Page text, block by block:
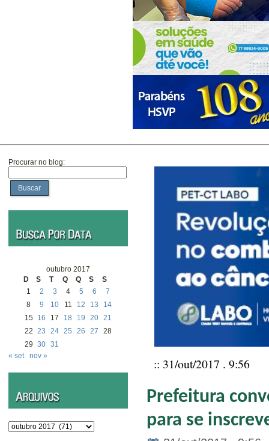
Procurar no blog:
Buscar
outubro 2017
D
S T Q Q S
S
1
2 3 4 5 6
7
8
9 10 11 12 13
14
15
16 17 18 19 20 21
22 23 24 25 26 27
28
29 30 31
« set
nov »
Arquivos
:: 31/out/2017 . 9:56
Prefeitura
para se